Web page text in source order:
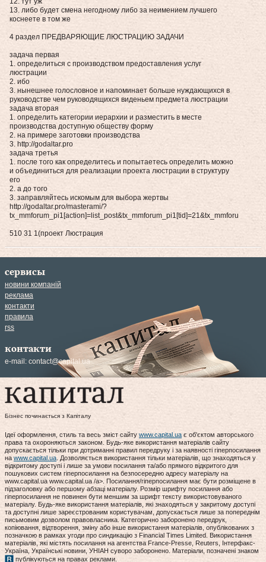
13. либо будет смена негодному либо за неимением лучшего
коснеете в том же
4 раздел ПРЕДВАРЯЮЩИЕ ЛЮСТРАЦИЮ ЗАДАЧИ
задача первая
1. определиться с производством предоставления услуг
люстрации
2. ибо
3. нынешнее голословное и напоминает больше нуждающихся в
руководстве чем руководящихся виденьем предмета люстрации
задача вторая
1. определить категории иерархии и разместить в месте
производства доступную обществу форму
2. на примере заготовки производства
3. http://godaltar.pro
задача третья
1. после того как определитесь и попытаетесь определить можно
и объединиться для реализации проекта люстрации в структуру
его
2. а до того
3. заправляйтесь искомым для выбора жертвы
http://godaltar.pro/masterami/?
510 31 1(проект Люстрация
сервисы
новини компаній
реклама
контакти
правила
rss
контакти
e-mail: contact@capital.ua
Бізнес починається з Капіталу
Ідеї оформлення, стиль та весь зміст сайту www.capital.uaє об'єктом авторського
права та охороняються законом. Будь-яке використання матеріалів сайту
допускається тільки при дотриманні правил передруку і за наявності гіперпосилання
на www.capital.ua . Дозволяється використання тільки матеріалів, що знаходяться у
відкритому доступі і лише за умови посилання та/або прямого відкритого для
пошукових систем гіперпосилання на безпосередню адресу матеріалу на
www.capital.ua www.capital.ua /a>. Посилання/гіперпосилання має бути розміщене в
підзаголовку або першому абзаці матеріалу. Розмір шрифту посилання або
гіперпосилання не повинен бути меншим за шрифт тексту використовуваного
матеріалу. Будь-яке використання матеріалів, які знаходяться у закритому доступі
та доступні лише зареєстрованим користувачам, допускається лише за попереднім
письмовим дозволом правовласника. Категорично заборонено передрук,
копіювання, відтворення, зміну або інше використання матеріалів, опублікованих з
позначкою в рамках угоди про синдикацію з Financial Times Limited. Використання
матеріалів, які містять посилання на агентства France-Presse, Reuters, Інтерфакс-
Україна, Українські новини, УНІАН суворо заборонено. Матеріали, позначені знаком
публікуються на правах реклами.